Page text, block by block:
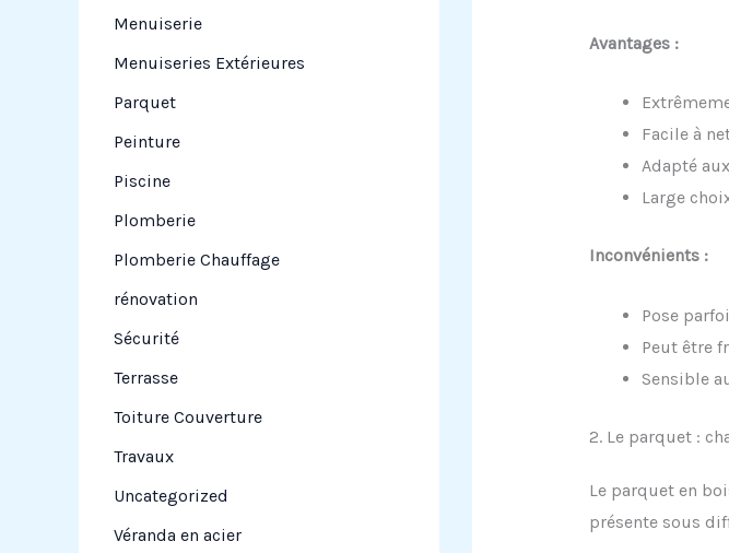
Menuiserie
Menuiseries Extérieures
Parquet
Peinture
Piscine
Plomberie
Plomberie Chauffage
rénovation
Sécurité
Terrasse
Toiture Couverture
Travaux
Uncategorized
Véranda en acier
Avantages :
Facile à
Adapté
Large
Inconvénients :
Pose
Peut être
Sensible
2. Le parquet :
Le parquet en
présente sous